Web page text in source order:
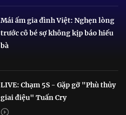
Mái ấm gia đình Việt: Nghẹn lòng
trước cô bé sợ không kịp báo hiếu
bà
LIVE: Chạm 5S - Gặp gỡ "Phù thủy
giai điệu" Tuấn Cry